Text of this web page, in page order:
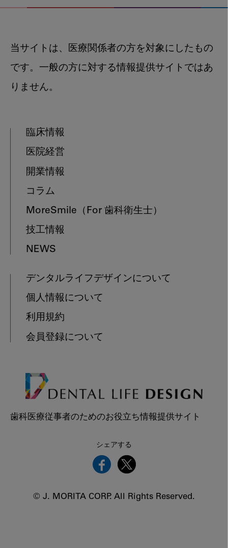
当サイトは、医療関係者の方を対象にしたもの
です。一般の方に対する情報提供サイトではあ
りません。
臨床情報
医院経営
開業情報
コラム
MoreSmile （For 歯科衛生士）
技工情報
NEWS
デンタルライフデザインについて
個人情報について
利用規約
会員登録について
歯科医療従事者のためのお役立ち情報提供サイト
シェアする
© J. MORITA CORP. All Rights Reserved.